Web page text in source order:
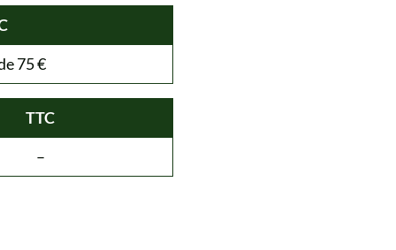
75 €
TTC
–